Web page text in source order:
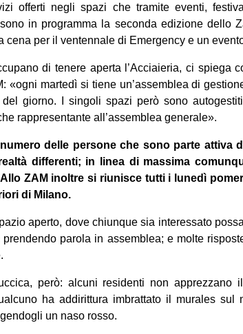
offerti negli spazi che tramite eventi,
in programma la seconda edizione dello
cena per il ventennale di Emergency e un
di tenere aperta l’Acciaieria, ci spiega
«ogni martedì si tiene un’assemblea di
del giorno. I singoli spazi però sono
rappresentante all’assemblea generale».
delle persone che sono parte attiva
differenti; in linea di massima
ZAM inoltre si riunisce tutti i lunedì
di Milano.
aperto, dove chiunque sia interessato
parola in assemblea; e molte
però: alcuni residenti non apprezzano
ha addirittura imbrattato il murales sul
un naso rosso.